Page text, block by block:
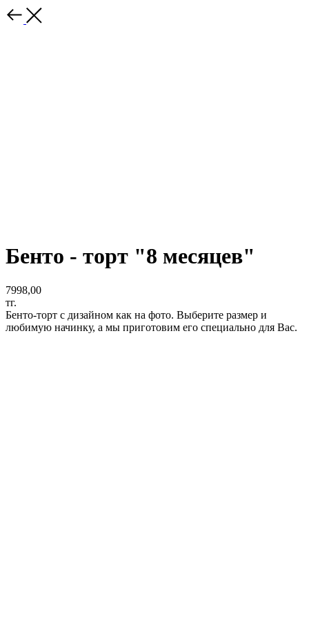
Бенто - торт "8 месяцев"
7998,00
тг.
Бенто-торт с дизайном как на фото. Выберите размер и
любимую начинку, а мы приготовим его специально для Вас.